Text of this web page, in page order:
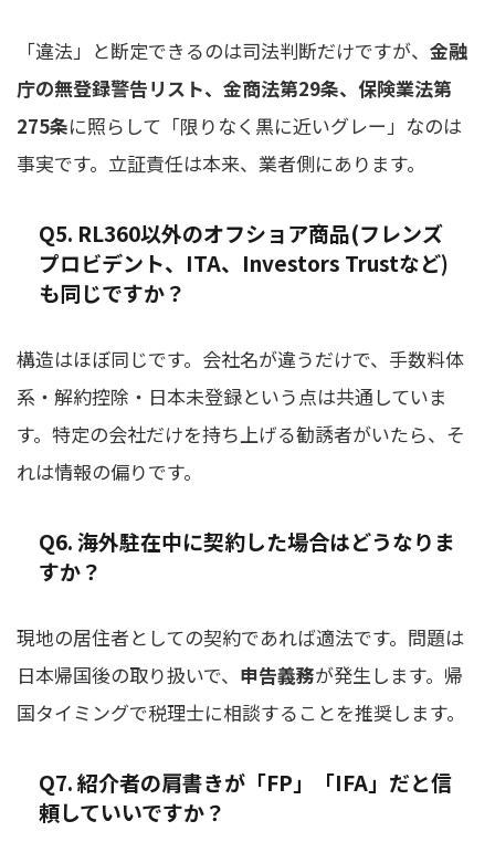
「違法」と断定できるのは司法判断だけですが、 金融
庁の無登録警告リスト、金商法第29条、保険業法第
275条に照らして「限りなく黒に近いグレー」なのは
事実です。立証責任は本来、業者側にあります。
Q5. RL360以外のオフショア商品(フレンズ
プロビデント、ITA、Investors Trustなど)
も同じですか？
構造はほぼ同じです。会社名が違うだけで、手数料体
系・解約控除・日本未登録という点は共通していま
す。特定の会社だけを持ち上げる勧誘者がいたら、そ
れは情報の偏りです。
Q6. 海外駐在中に契約した場合はどうなりま
すか？
現地の居住者としての契約であれば適法です。問題は
日本帰国後の取り扱いで、 申告義務が発生します。帰
国タイミングで税理士に相談することを推奨します。
Q7. 紹介者の肩書きが「FP」「IFA」だと信
頼していいですか？